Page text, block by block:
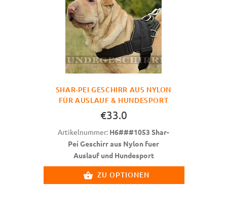
SHAR-PEI GESCHIRR AUS NYLON
FÜR AUSLAUF & HUNDESPORT
€33.0
Artikelnummer: H6###1053 Shar-
Pei Geschirr aus Nylon fuer
Auslauf und Hundesport
ZU OPTIONEN